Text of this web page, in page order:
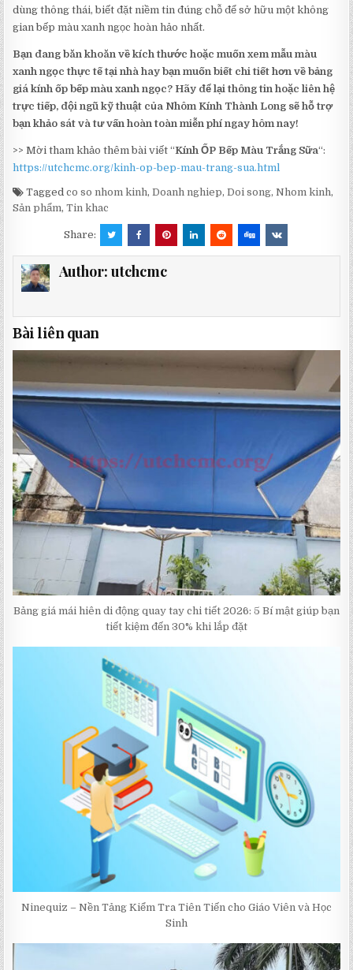
dùng thông thái, biết đặt niềm tin đúng chỗ để sở hữu một không
gian bếp màu xanh ngọc hoàn hảo nhất.
Bạn đang băn khoăn về kích thước hoặc muốn xem mẫu màu
xanh ngọc thực tế tại nhà hay bạn muốn biết chi tiết hơn về bảng
giá kính ốp bếp màu xanh ngọc? Hãy để lại thông tin hoặc liên hệ
trực tiếp, đội ngũ kỹ thuật của Nhôm Kính Thành Long sẽ hỗ trợ
bạn khảo sát và tư vấn hoàn toàn miễn phí ngay hôm nay!
>> Mời tham khảo thêm bài viết “Kính ỐP Bếp Màu Trắng Sữa“:
https://utchcmc.org/kinh-op-bep-mau-trang-sua.html
Taggedco so nhom kinh,Doanh nghiep,Doi song,Nhom kinh,
Sản phẩm,Tin khac
Share:
Author: utchcmc
Bài liên quan
Bảng giá mái hiên di động quay tay chi tiết 2026: 5 Bí mật giúp bạn
tiết kiệm đến 30% khi lắp đặt
Ninequiz – Nền Tảng Kiểm Tra Tiên Tiến cho Giáo Viên và Học
Sinh